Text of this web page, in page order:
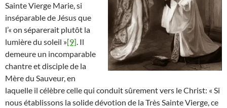
Sainte Vierge Marie, si
inséparable de Jésus que
l’« on séparerait plutôt la
lumière du soleil »[9]. Il
demeure un incomparable
chantre et disciple de la
Mère du Sauveur, en
laquelle il célèbre celle qui conduit sûrement vers le Christ: « Si
nous établissons la solide dévotion de la Très Sainte Vierge, ce